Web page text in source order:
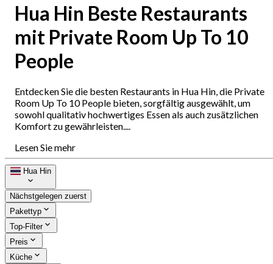
Hua Hin Beste Restaurants
mit Private Room Up To 10
People
Entdecken Sie die besten Restaurants in Hua Hin, die Private
Room Up To 10 People bieten, sorgfältig ausgewählt, um
sowohl qualitativ hochwertiges Essen als auch zusätzlichen
Komfort zu gewährleisten....
Lesen Sie mehr
Hua Hin
Nächstgelegen zuerst
Pakettyp
Top-Filter
Preis
Küche